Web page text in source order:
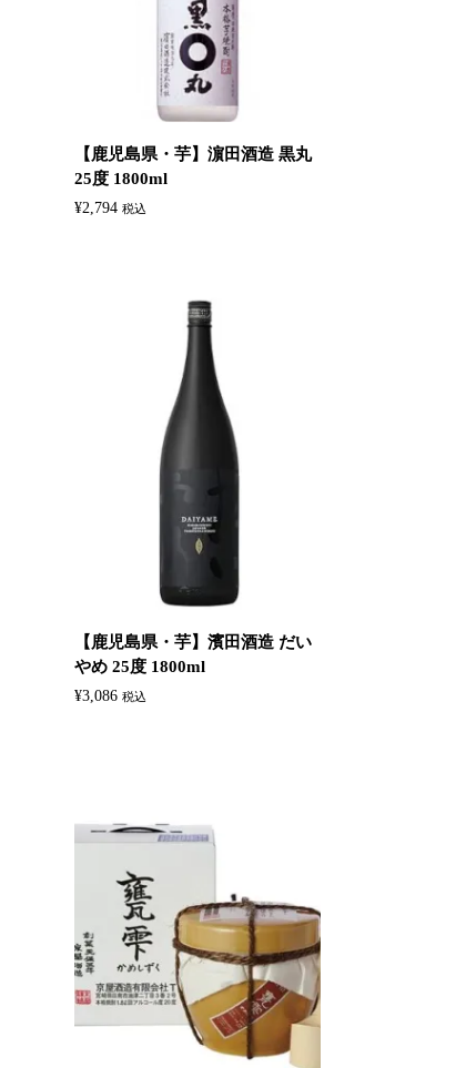
【鹿児島県・芋】濵田酒造 黒丸
25度 1800ml
¥2,794 税込
【鹿児島県・芋】濱田酒造 だい
やめ 25度 1800ml
¥3,086 税込